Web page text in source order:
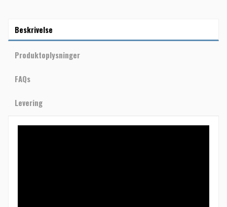
Beskrivelse
Produktoplysninger
FAQs
Levering